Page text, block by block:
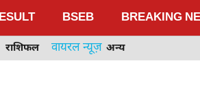
BSEB BREAKING
राशिफल वायरल न्यूज़ अन्य